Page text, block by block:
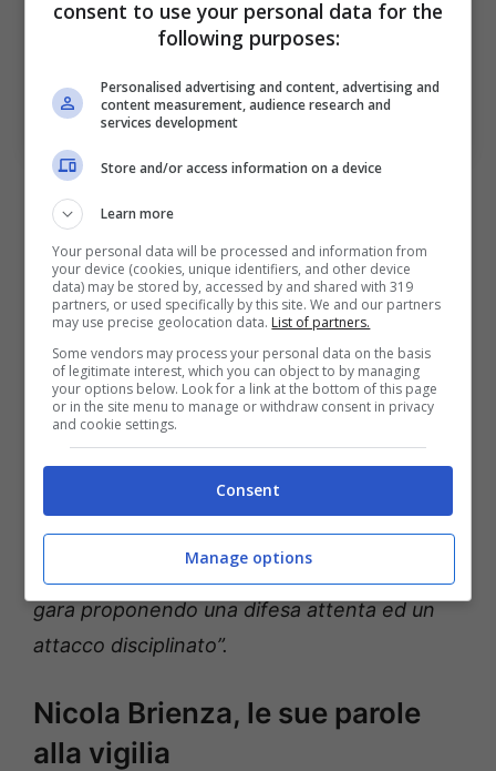
Il coach della Virtus Bologna, Luca Banchi
Luca Banchi, le sue parole alla
vigilia
“Sarà certamente significativo saper
interpretare con attenzione la gara con
Pistoia tenendo in considerazione la
presenza di temibili realizzatori e l’ottimo
momento di forma che stanno vivendo,
proponendoli come l’autentica rivelazione di
questa stagione del loro ritorno nel massimo
campionato. Cercheremo di ritrovare
energie e lucidità per interpretare questa
gara proponendo una difesa attenta ed un
attacco disciplinato”.
Nicola Brienza, le sue parole
alla vigilia
consent to use your personal data for the
following purposes:
Personalised advertising and content, advertising and
content measurement, audience research and
services development
Store and/or access information on a device
Learn more
Your personal data will be processed and information from
your device (cookies, unique identifiers, and other device
data) may be stored by, accessed by and shared with 319
partners, or used specifically by this site. We and our partners
may use precise geolocation data. List of partners.
Some vendors may process your personal data on the basis
of legitimate interest, which you can object to by managing
your options below. Look for a link at the bottom of this page
or in the site menu to manage or withdraw consent in privacy
and cookie settings.
Consent
Manage options